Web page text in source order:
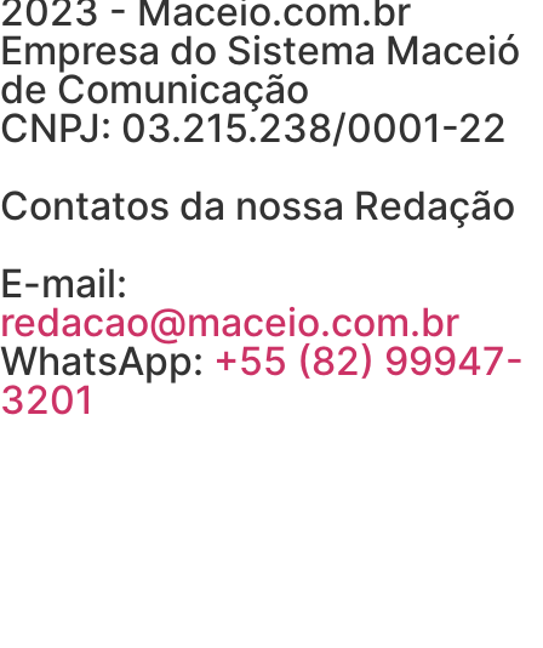
2023 - Maceio.com.br
Empresa do Sistema Maceió
de Comunicação
CNPJ: 03.215.238/0001-22
Contatos da nossa Redação
E-mail:
redacao@maceio.com.br
WhatsApp: +55 (82) 99947-
3201